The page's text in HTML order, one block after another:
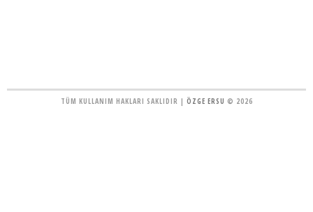
TÜM KULLANIM HAKLARI SAKLIDIR | ÖZGE ERSU © 2026